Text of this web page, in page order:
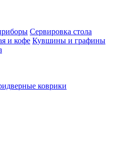
Сервировка стола
и кофе Кувшины и графины
коврики